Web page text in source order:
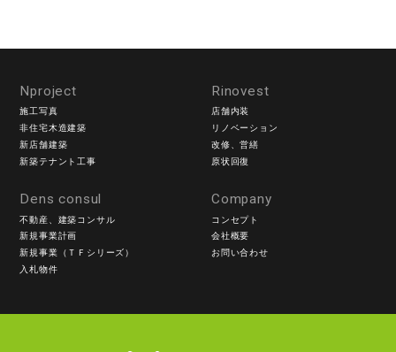
Nproject
施工写真
非住宅木造建築
新店舗建築
新築テナント工事
Rinovest
店舗内装
リノベーション
改修、営繕
原状回復
Dens consul
不動産、建築コンサル
新規事業計画
新規事業（ＴＦシリーズ）
入札物件
Company
コンセプト
会社概要
お問い合わせ